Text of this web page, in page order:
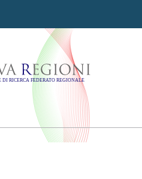
-